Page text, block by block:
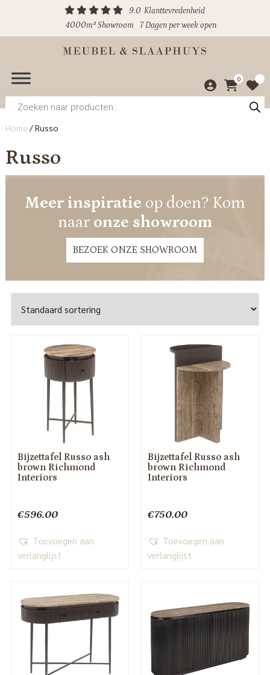
9.0 Klanttevredenheid
4000m² Showroom
7 Dagen per week open
0
Producten
zoeken
Home /Russo
Russo
Meer inspiratie op doen? Kom
naar onze showroom
BEZOEK ONZE SHOWROOM
Bijzettafel Russo ash
brown Richmond
Interiors
€596.00
Toevoegen aan
verlanglijst
Bijzettafel Russo ash
brown Richmond
Interiors
€750.00
Toevoegen aan
verlanglijst